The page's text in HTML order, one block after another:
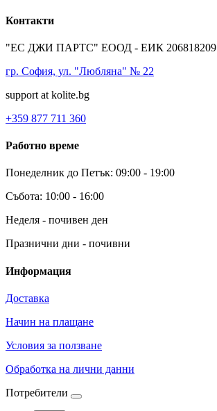
Контакти
"ЕС ДЖИ ПАРТС" ЕООД - ЕИК 206818209
гр. София, ул. "Любляна" № 22
support at kolite.bg
+359 877 711 360
Работно време
Понеделник до Петък: 09:00 - 19:00
Събота: 10:00 - 16:00
Неделя - почивен ден
Празнични дни - почивни
Информация
Доставка
Начин на плащане
Условия за ползване
Обработка на лични данни
Потребители